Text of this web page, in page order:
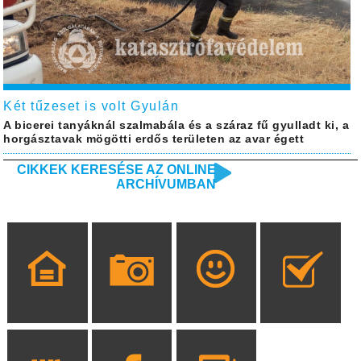
Két tűzeset is volt Gyulán
A bicerei tanyáknál szalmabála és a száraz fű gyulladt ki, a
horgásztavak mögötti erdős területen az avar égett
CIKKEK KERESÉSE AZ ONLINE
ARCHÍVUMBAN